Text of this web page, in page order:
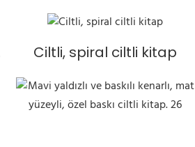
Ciltli, spiral ciltli kitap